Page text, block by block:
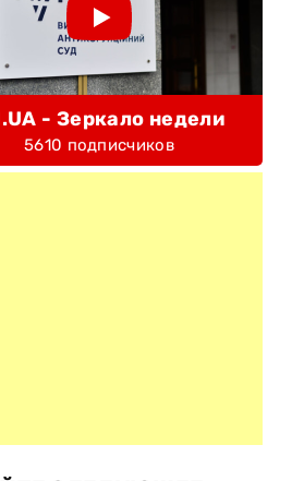
- Зеркало недели
5610 подписчиков